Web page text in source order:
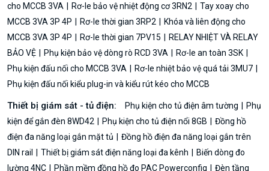
cho MCCB 3VA
Rơ-le bảo vệ nhiệt động cơ 3RN2
Tay xoay cho
MCCB 3VA 3P 4P
Rơ-le thời gian 3RP2
Khóa và liên động cho
MCCB 3VA 3P 4P
Rơ-le thời gian 7PV15
RELAY NHIỆT VÀ RELAY
BẢO VỆ
Phụ kiện bảo vệ dòng rò RCD 3VA
Rơ-le an toàn 3SK
Phụ kiện đấu nối cho MCCB 3VA
Rơ-le nhiệt bảo vệ quá tải 3MU7
Phụ kiện đấu nối kiểu plug-in và kiểu rút kéo cho MCCB
Thiết bị giám sát - tủ điện: Phụ kiện cho tủ điện âm tường
Phụ
kiện để gắn đèn 8WD42
Phụ kiện cho tủ điện nổi 8GB
Đồng hồ
điện đa năng loại gắn mặt tủ
Đồng hồ điện đa năng loại gắn trên
DIN rail
Thiết bị giám sát điện năng loại đa kênh
Biến dòng đo
lường 4NC
Phần mềm đồng hồ đo PAC Powerconfig Đèn tầng